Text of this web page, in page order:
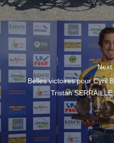
Next
Belles victoires pour Cyril
Tristan